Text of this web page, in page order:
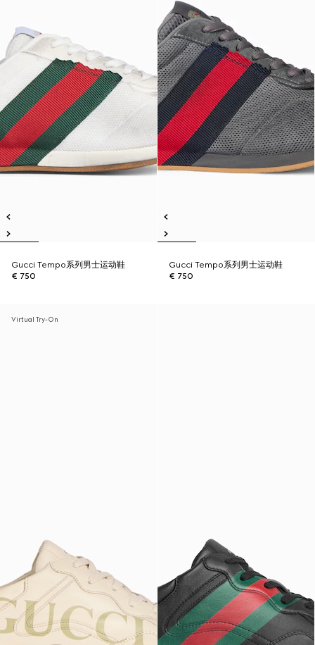
Gucci Tempo系列男士运动鞋
€ 750
Gucci Tempo系列男士运动鞋
€ 750
Virtual Try-On